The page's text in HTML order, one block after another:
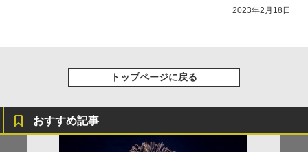
2023年2月18日
トップページに戻る
おすすめ記事